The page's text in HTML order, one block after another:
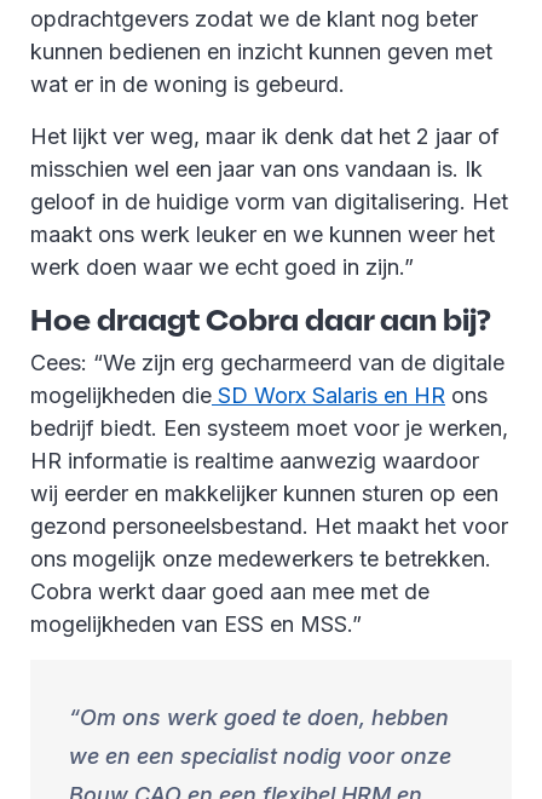
opdrachtgevers zodat we de klant nog beter
kunnen bedienen en inzicht kunnen geven met
wat er in de woning is gebeurd.
Het lijkt ver weg, maar ik denk dat het 2 jaar of
misschien wel een jaar van ons vandaan is. Ik
geloof in de huidige vorm van digitalisering. Het
maakt ons werk leuker en we kunnen weer het
werk doen waar we echt goed in zijn.”
Hoe draagt Cobra daar aan bij?
Cees: “We zijn erg gecharmeerd van de digitale
mogelijkheden die SD Worx Salaris en HR ons
bedrijf biedt. Een systeem moet voor je werken,
HR informatie is realtime aanwezig waardoor
wij eerder en makkelijker kunnen sturen op een
gezond personeelsbestand. Het maakt het voor
ons mogelijk onze medewerkers te betrekken.
Cobra werkt daar goed aan mee met de
mogelijkheden van ESS en MSS.”
Om ons werk goed te doen, hebben
we en een specialist nodig voor onze